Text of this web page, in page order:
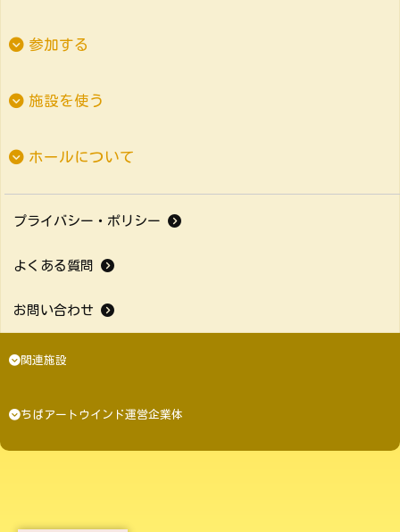
参加する
施設を使う
ホールについて
プライバシー・ポリシー
よくある質問
お問い合わせ
関連施設
ちばアートウインド運営企業体